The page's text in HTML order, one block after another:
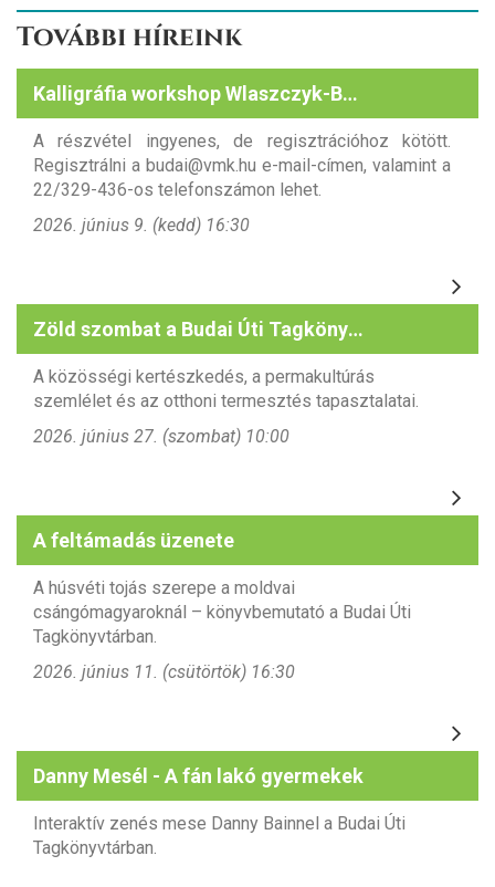
További híreink
Kalligráfia workshop Wlaszczyk-Baboth Dórával
A részvétel ingyenes, de regisztrációhoz kötött.
Regisztrálni a budai@vmk.hu e-mail-címen, valamint a
22/329-436-os telefonszámon lehet.
2026. június 9. (kedd) 16:30
Zöld szombat a Budai Úti Tagkönyvtárban
A közösségi kertészkedés, a permakultúrás
szemlélet és az otthoni termesztés tapasztalatai.
2026. június 27. (szombat) 10:00
A feltámadás üzenete
A húsvéti tojás szerepe a moldvai
csángómagyaroknál – könyvbemutató a Budai Úti
Tagkönyvtárban.
2026. június 11. (csütörtök) 16:30
Danny Mesél - A fán lakó gyermekek
Interaktív zenés mese Danny Bainnel a Budai Úti
Tagkönyvtárban.